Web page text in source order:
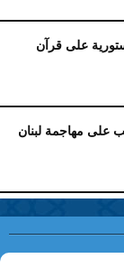
على قرآن
على مهاجمة لبنان